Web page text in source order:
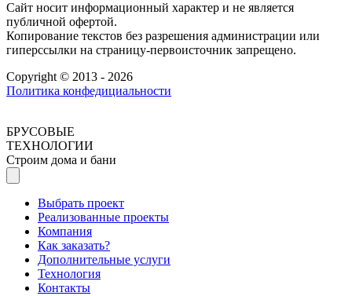
Сайт носит информационный характер и не является
публичной офертой.
Копирование текстов без разрешения администрации или
гиперссылки на страницу-первоисточник запрещено.
Copyright © 2013 - 2026
Политика конфедициальности
БРУСОВЫЕ
ТЕХНОЛОГИИ
Строим дома и бани
Выбрать проект
Реализованные проекты
Компания
Как заказать?
Дополнительные услуги
Технология
Контакты